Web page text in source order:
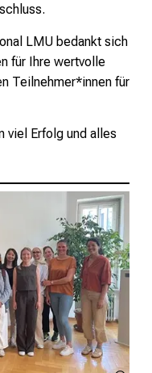
LMU bedankt sich
für Ihre wertvolle
Teilnehmer*innen für
viel Erfolg und alles